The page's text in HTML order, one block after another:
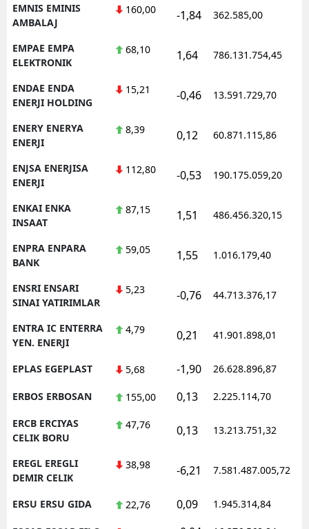
EMNIS EMINIS
AMBALAJ
160,00 -1,84 362.585,00
EMPAE EMPA
ELEKTRONIK
68,10 1,64 786.131.754,45
ENDAE ENDA
ENERJI HOLDING
15,21 -0,46 13.591.729,70
ENERY ENERYA
ENERJI
8,39 0,12 60.871.115,86
ENJSA ENERJISA
ENERJI
112,80 -0,53 190.175.059,20
ENKAI ENKA
INSAAT
87,15 1,51 486.456.320,15
ENPRA ENPARA
BANK
59,05 1,55 1.016.179,40
ENSRI ENSARI
SINAI YATIRIMLAR
5,23 -0,76 44.713.376,17
ENTRA IC ENTERRA
YEN. ENERJI
4,79 0,21 41.901.898,01
EPLAS EGEPLAST 5,68 -1,90 26.628.896,87
ERBOS ERBOSAN 155,00 0,13 2.225.114,70
ERCB ERCIYAS
CELIK BORU
47,76 0,13 13.213.751,32
EREGL EREGLI
DEMIR CELIK
38,98 -6,21 7.581.487.005,72
ERSU ERSU GIDA 22,76 0,09 1.945.314,84